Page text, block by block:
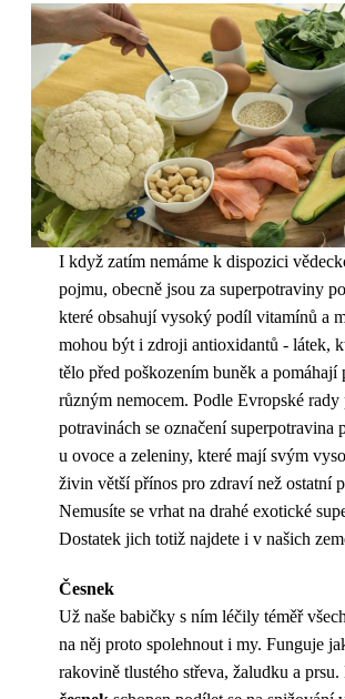
I když zatím nemáme k dispozici
pojmu, obecně jsou za superpotraviny
které obsahují vysoký podíl vitamínů a
mohou být i zdroji antioxidantů - látek,
tělo před poškozením buněk a pomáhají
různým nemocem. Podle Evropské
potravinách se označení superpotravina
u ovoce a zeleniny, které mají svým
živin větší přínos pro zdraví než ostatní
Nemusíte se vrhat na drahé exotické
Dostatek jich totiž najdete i v našich
Česnek
Už naše babičky s ním léčily téměř
na něj proto spolehnout i my. Funguje
rakovině tlustého střeva, žaludku a